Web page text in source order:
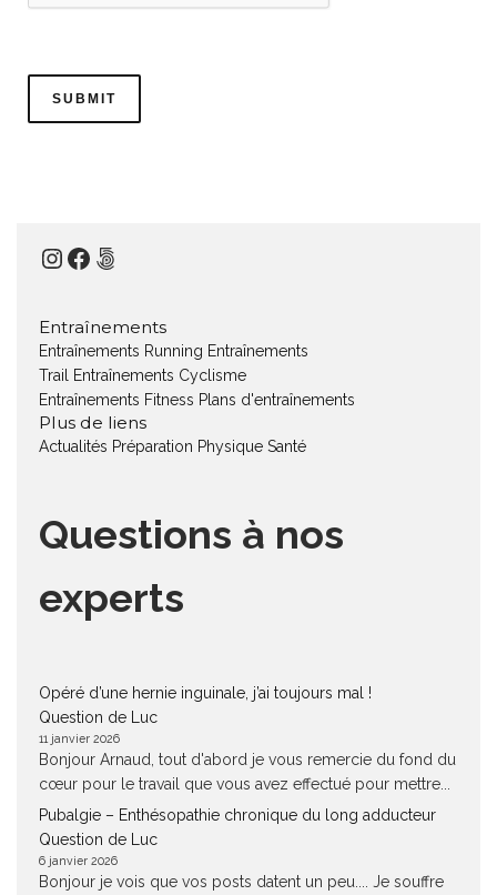
Instagram
Facebook
500px
Entraînements
Entraînements Running Entraînements
Trail
Entraînements Cyclisme
Entraînements Fitness Plans d'entraînements
Plus de liens
Actualités Préparation Physique Santé
Questions à nos
experts
Opéré d’une hernie inguinale, j’ai toujours mal !
Question de Luc
11 janvier 2026
Bonjour Arnaud, tout d'abord je vous remercie du fond du
cœur pour le travail que vous avez effectué pour mettre...
Pubalgie – Enthésopathie chronique du long adducteur
Question de Luc
6 janvier 2026
Bonjour je vois que vos posts datent un peu.... Je souffre